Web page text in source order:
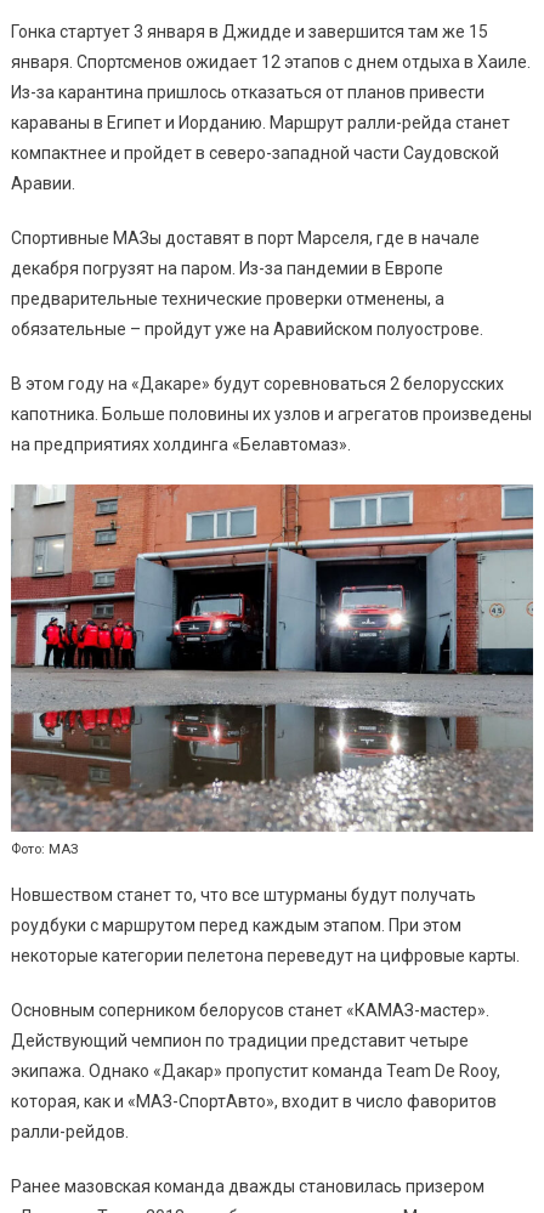
Гонка стартует 3 января в Джидде и завершится там же 15
января. Спортсменов ожидает 12 этапов с днем отдыха в Хаиле.
Из-за карантина пришлось отказаться от планов привести
караваны в Египет и Иорданию. Маршрут ралли-рейда станет
компактнее и пройдет в северо-западной части Саудовской
Аравии.
Спортивные МАЗы доставят в порт Марселя, где в начале
декабря погрузят на паром. Из-за пандемии в Европе
предварительные технические проверки отменены, а
обязательные – пройдут уже на Аравийском полуострове.
В этом году на «Дакаре» будут соревноваться 2 белорусских
капотника. Больше половины их узлов и агрегатов произведены
на предприятиях холдинга «Белавтомаз».
Фото: МАЗ
Новшеством станет то, что все штурманы будут получать
роудбуки с маршрутом перед каждым этапом. При этом
некоторые категории пелетона переведут на цифровые карты.
Основным соперником белорусов станет «КАМАЗ-мастер».
Действующий чемпион по традиции представит четыре
экипажа. Однако «Дакар» пропустит команда Team De Rooy,
которая, как и «МАЗ-СпортАвто», входит в число фаворитов
ралли-рейдов.
Ранее мазовская команда дважды становилась призером